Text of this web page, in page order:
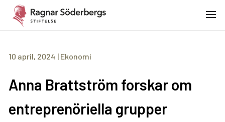
10 april, 2024 | Ekonomi
Anna Brattström forskar om
entreprenöriella grupper